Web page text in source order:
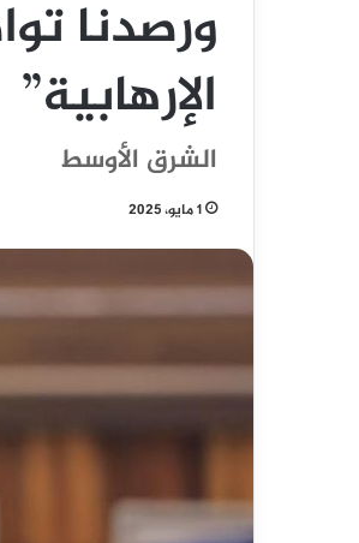
ورصدنا
الإرهابية”
الشرق الأوسط
1 مايو، 2025